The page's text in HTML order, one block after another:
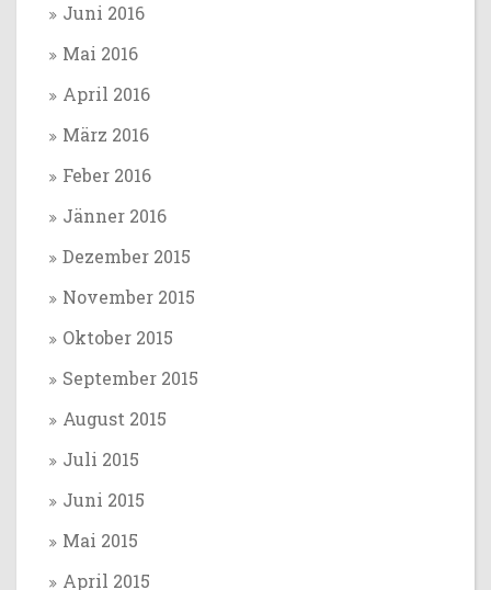
Juni 2016
Mai 2016
April 2016
März 2016
Feber 2016
Jänner 2016
Dezember 2015
November 2015
Oktober 2015
September 2015
August 2015
Juli 2015
Juni 2015
Mai 2015
April 2015